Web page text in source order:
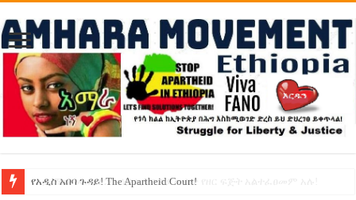
የኢዜማው መሪ ብርሃኑ ነጋ ኢትዮጵያ ውስጥ የዘር ፍጅት አልተፈፀመም አሉ!
የአዲስ አበባ ጉዳይ! The Apartheid Court!